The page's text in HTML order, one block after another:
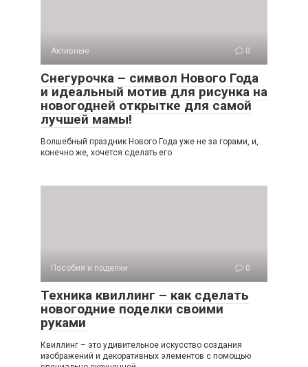
Активные 0
Снегурочка – символ Нового Года
и идеальный мотив для рисунка на
новогодней открытке для самой
лучшей мамы!
Волшебный праздник Нового Года уже не за горами, и,
конечно же, хочется сделать его
Пособия и поделки 0
Техника квиллинг – как сделать
новогодние поделки своими
руками
Квиллинг – это удивительное искусство создания
изображений и декоративных элементов с помощью